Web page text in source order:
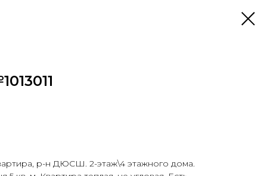
р-н ДЮСШ. 2-этаж\4 этажного дома.